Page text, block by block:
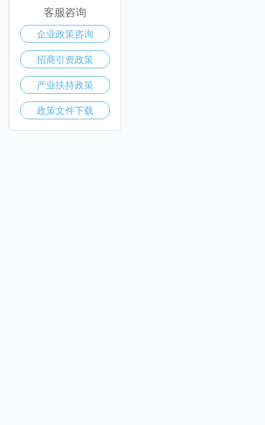
客服咨询
企业政策咨询
招商引资政策
产业扶持政策
政策文件下载